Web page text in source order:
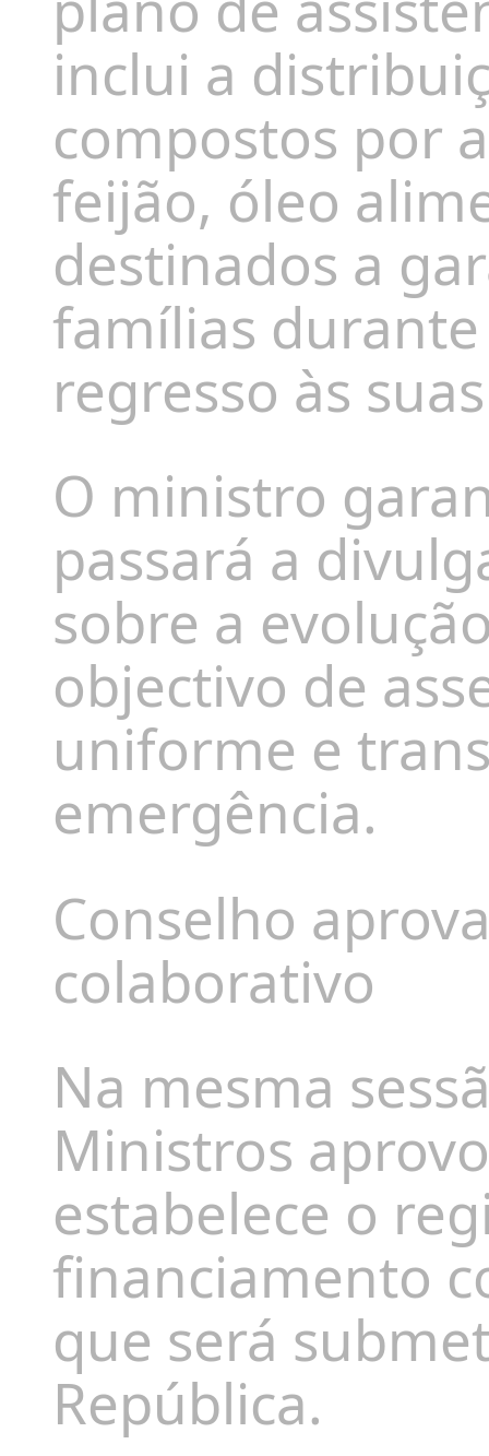
inclui a
compostos por
feijão, óleo
destinados a
famílias
regresso às
O ministro
passará a
sobre a
objectivo de
uniforme e
emergência.
Conselho
colaborativo
Na mesma
Ministros
estabelece o
financiamento
que será
República.